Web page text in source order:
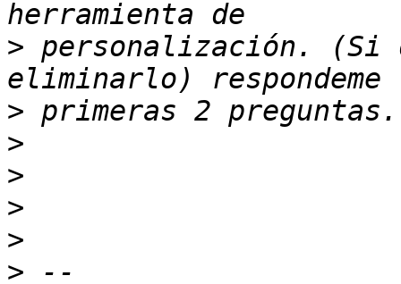
> personalización. (Si
>
>
>
>
>
>